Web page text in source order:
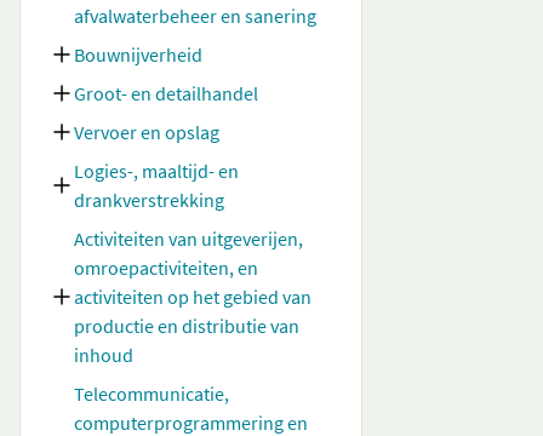
afvalwaterbeheer en sanering
Bouwnijverheid
Groot- en detailhandel
Vervoer en opslag
Logies-, maaltijd- en
drankverstrekking
Activiteiten van uitgeverijen,
omroepactiviteiten, en
activiteiten op het gebied van
productie en distributie van
inhoud
Telecommunicatie,
computerprogrammering en